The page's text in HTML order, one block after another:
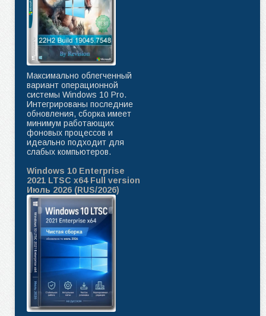
Максимально облегченный
вариант операционной
системы Windows 10 Pro.
Интегрированы последние
обновления, сборка имеет
минимум работающих
фоновых процессов и
идеально подходит для
слабых компьютеров.
Windows 10 Enterprise
2021 LTSC x64 Full version
Июль 2026 (RUS/2026)